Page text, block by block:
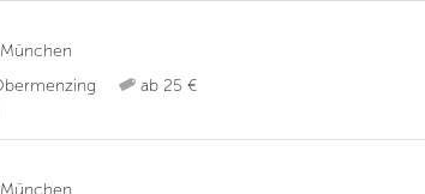
ab 25 €